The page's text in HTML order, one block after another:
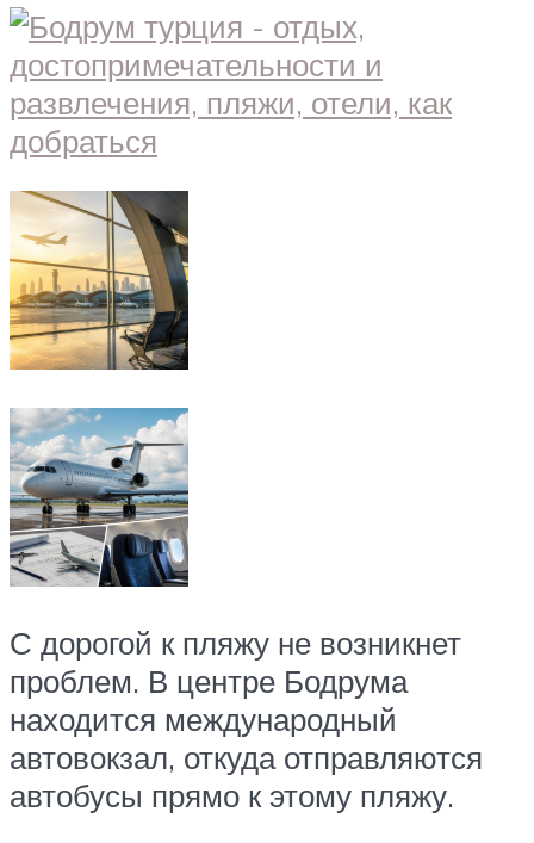
С дорогой к пляжу не возникнет
проблем. В центре Бодрума
находится международный
автовокзал, откуда отправляются
автобусы прямо к этому пляжу.